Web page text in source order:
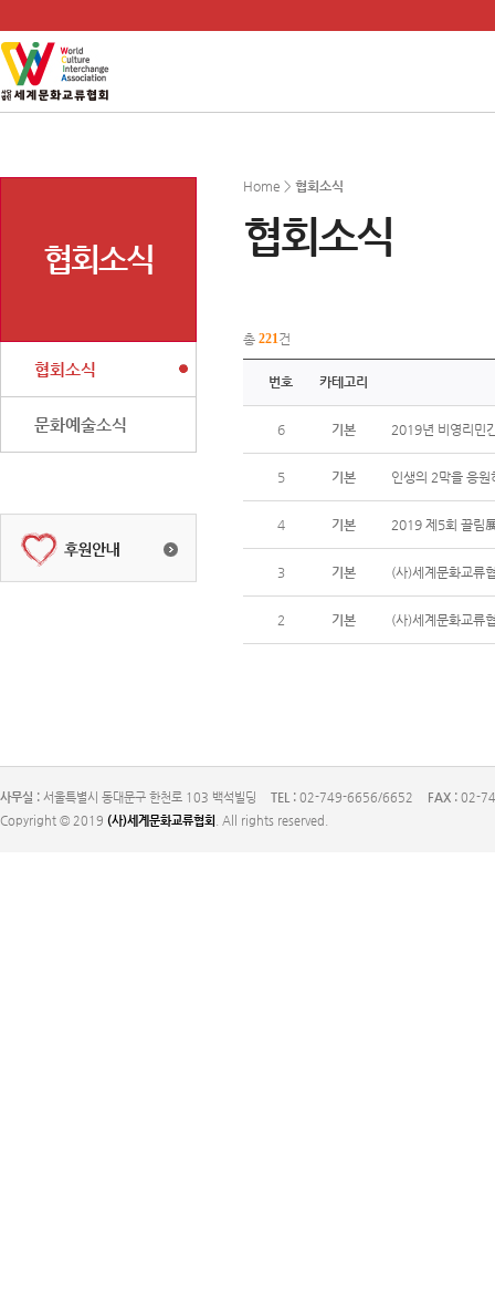
협회소식
협회소식
문화예술소식
Home > 협회소식
협회소식
총 221건
번호 카테고리
6 기본 2019년 비영리민
5 기본 인생의 2막을 응
4 기본 2019 제5회 끌림
3 기본 (사)세계문화교류
2 기본 (사)세계문화교류
사무실 : 서울특별시 동대문구 한천로 103 백석빌딩 TEL : 02-749-6656/6652 FAX : 02-
Copyright © 2019 (사)세계문화교류협회 . All rights reserved.